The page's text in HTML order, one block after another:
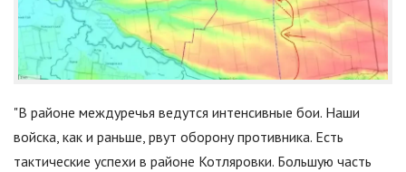
"В районе междуречья ведутся интенсивные бои. Наши
войска, как и раньше, рвут оборону противника. Есть
тактические успехи в районе Котляровки. Большую часть